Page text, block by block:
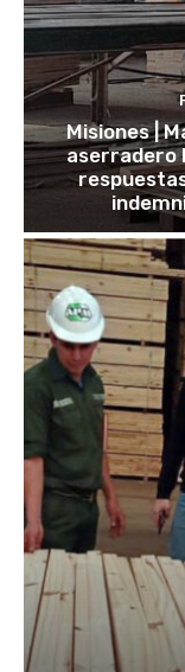
Misiones |
aserradero